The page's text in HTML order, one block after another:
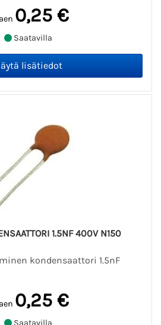
0,25 €
Saatavilla
1.5NF 400V N150
kondensaattori 1.5nF
0,25 €
Saatavilla